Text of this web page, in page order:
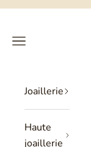
Passer au contenu
Menu
Joaillerie
Haute
joaillerie